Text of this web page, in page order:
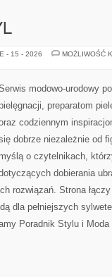
- 15 - 2026
MOŻLIWOŚĆ
modowo-urodowy
preparatom
codziennym
dobrze niezależnie od
myślą o czytelnikach,
dobierania
rozwiązań. Strona
dla pełniejszych
Poradnik Stylu i